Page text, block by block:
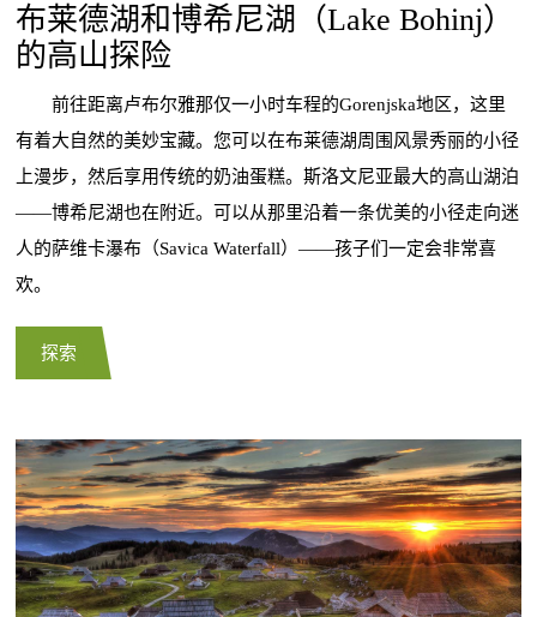
布莱德湖和博希尼湖（Lake Bohinj）
的高山探险
前往距离卢布尔雅那仅一小时车程的Gorenjska地区，这里
有着大自然的美妙宝藏。您可以在布莱德湖周围风景秀丽的小径
上漫步，然后享用传统的奶油蛋糕。斯洛文尼亚最大的高山湖泊
——博希尼湖也在附近。可以从那里沿着一条优美的小径走向迷
人的萨维卡瀑布（Savica Waterfall）——孩子们一定会非常喜
欢。
探索